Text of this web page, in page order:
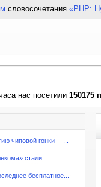
словосочетания «PHP:
нас посетили 150175
чиповой гонки —...
стали
бесплатное...